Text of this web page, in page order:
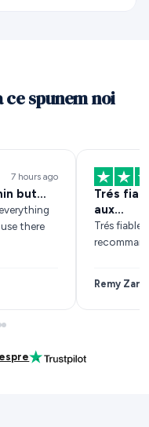
ce spunem noi
7 hours ago
but…
Trés
aux…
Trés fiable
Remy Zarb